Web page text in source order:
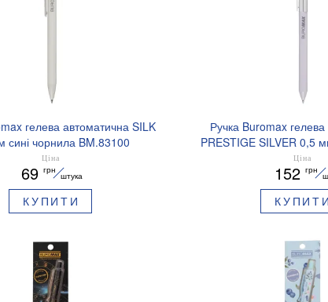
гелева автоматична SILK
сині чорнила BM.83100
Ціна
69 грн
штука
КУПИТИ
Ручка Buromax
PRESTIGE SILVER 0,5
BM.83102
Ціна
152 грн
КУПИТИ